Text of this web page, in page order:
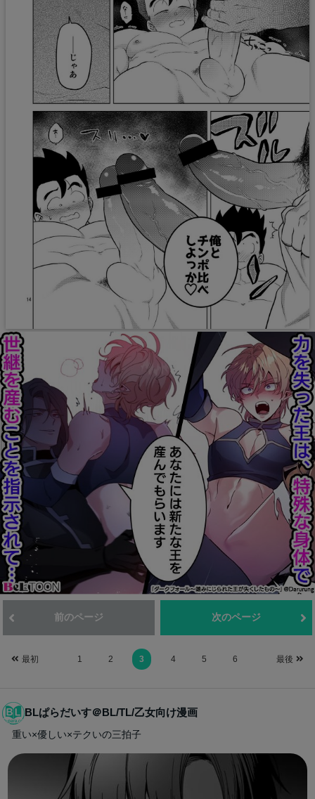
前のページ 次のページ
最初 1 2 3 4 5 6 最後
BLぱらだいす＠BL/TL/乙女向け漫画
重い×優しい×テクいの三拍子